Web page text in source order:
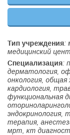
Тип учреждения:
медицинский
Специализация:
дерматология,
онкология, общая
кардиология,
функциональная
эндокринология,
терапия,
мрт, кт